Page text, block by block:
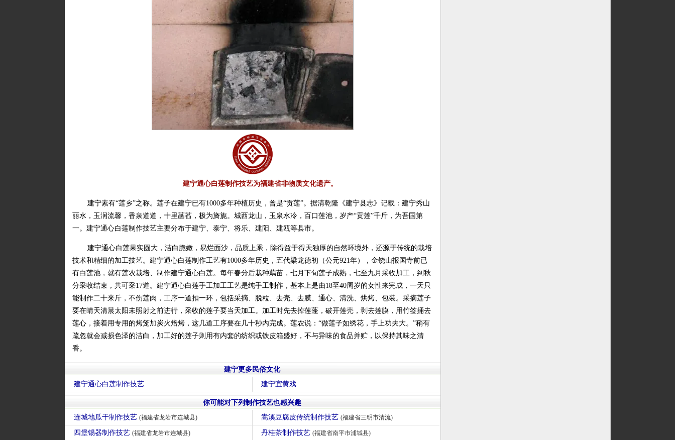
建宁通心白莲制作技艺为福建省非物质文化遗产。
建宁素有“莲乡”之称。莲子在建宁已有1000多年种植历史，曾是“贡莲”。据清乾隆《建宁县志》记载：建宁秀山
丽水，玉润流馨，香泉道道，十里菡萏，极为旖旎。城西龙山，玉泉水冷，百口莲池，岁产“贡莲”千斤，为吾国第
一。建宁通心白莲制作技艺主要分布于建宁、泰宁、将乐、建阳、建瓯等县市。
建宁通心白莲果实圆大，洁白脆嫩，易烂面沙，品质上乘，除得益于得天独厚的自然环境外，还源于传统的栽培
技术和精细的加工技艺。建宁通心白莲制作工艺有1000多年历史，五代梁龙德初（公元921年），金铙山报国寺前已
有白莲池，就有莲农栽培、制作建宁通心白莲。每年春分后栽种藕苗，七月下旬莲子成熟，七至九月采收加工，到秋
分采收结束，共可采17道。建宁通心白莲手工加工工艺是纯手工制作，基本上是由18至40周岁的女性来完成，一天只
能制作二十来斤，不伤莲肉，工序一道扣一环，包括采摘、脱粒、去壳、去膜、通心、清洗、烘烤、包装。采摘莲子
要在晴天清晨太阳未照射之前进行，采收的莲子要当天加工。加工时先去掉莲蓬，破开莲壳，剥去莲膜，用竹签捅去
莲心，接着用专用的烤笼加炭火焙烤，这几道工序要在几十秒内完成。莲农说：“做莲子如绣花，手上功夫大。”稍有
疏忽就会减损色泽的洁白，加工好的莲子则用有内套的纺织或铁皮箱盛好，不与异味的食品并贮，以保持其味之清
香。
建宁更多民俗文化
建宁通心白莲制作技艺
建宁宜黄戏
你可能对下列制作技艺也感兴趣
连城地瓜干制作技艺 (福建省龙岩市连城县) 嵩溪豆腐皮传统制作技艺 (福建省三明市清流)
四堡锡器制作技艺 (福建省龙岩市连城县) 丹桂茶制作技艺 (福建省南平市浦城县)